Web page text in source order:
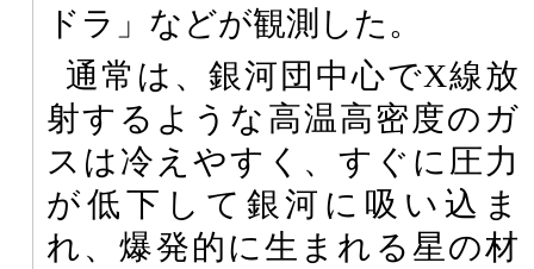
ドラ」などが観測した。
通常は、銀河団中心でX線放
射するような高温高密度のガ
スは冷えやすく、すぐに圧力
が低下して銀河に吸い込ま
れ、爆発的に生まれる星の材